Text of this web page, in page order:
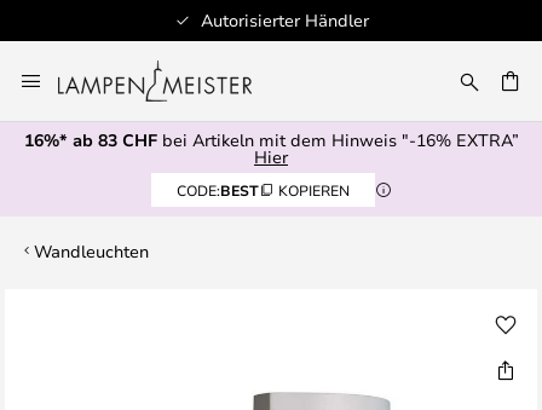
Autorisierter Händler
Inhalt
springen
16%* ab 83 CHFbei Artikeln mit dem Hinweis "-16% EXTRA”
Hier
CODE:BEST KOPIEREN
Wandleuchten